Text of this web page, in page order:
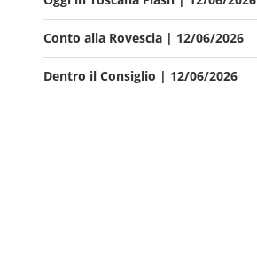
Conto alla Rovescia | 12/06/2026
Dentro il Consiglio | 12/06/2026